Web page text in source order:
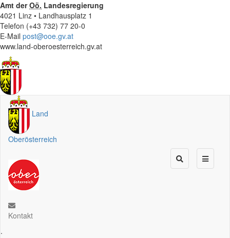
Amt derOö. Landesregierung
4021 Linz • Landhausplatz 1
Telefon (+43 732) 77 20-0
E-Mail post@ooe.gv.at
www.land-oberoesterreich.gv.at
Land
Oberösterreich
Kontakt
.